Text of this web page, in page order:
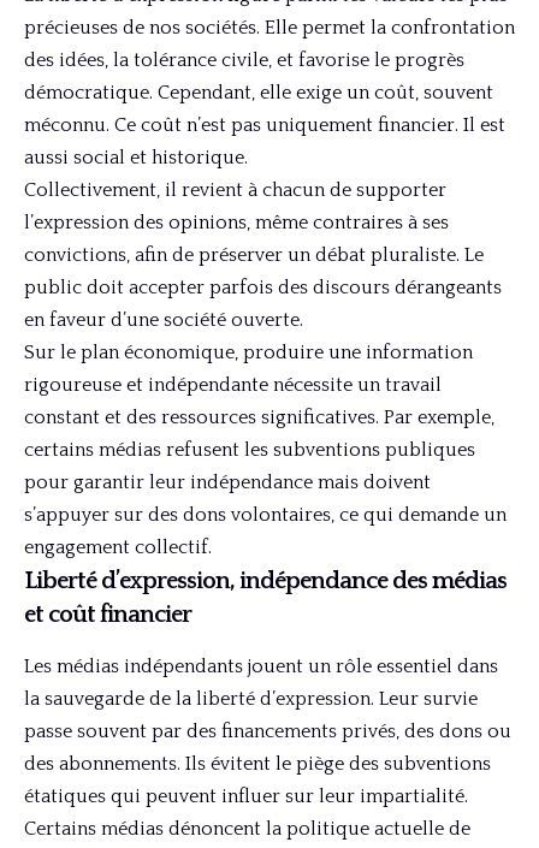
précieuses de nos sociétés. Elle permet la confrontation
des idées, la tolérance civile, et favorise le progrès
démocratique. Cependant, elle exige un coût, souvent
méconnu. Ce coût n’est pas uniquement financier. Il est
aussi social et historique.
Collectivement, il revient à chacun de supporter
l’expression des opinions, même contraires à ses
convictions, afin de préserver un débat pluraliste. Le
public doit accepter parfois des discours dérangeants
en faveur d’une société ouverte.
Sur le plan économique, produire une information
rigoureuse et indépendante nécessite un travail
constant et des ressources significatives. Par exemple,
certains médias refusent les subventions publiques
pour garantir leur indépendance mais doivent
s’appuyer sur des dons volontaires, ce qui demande un
engagement collectif.
Liberté d’expression, indépendance des médias
et coût financier
Les médias indépendants jouent un rôle essentiel dans
la sauvegarde de la liberté d’expression. Leur survie
passe souvent par des financements privés, des dons ou
des abonnements. Ils évitent le piège des subventions
étatiques qui peuvent influer sur leur impartialité.
Certains médias dénoncent la politique actuelle de